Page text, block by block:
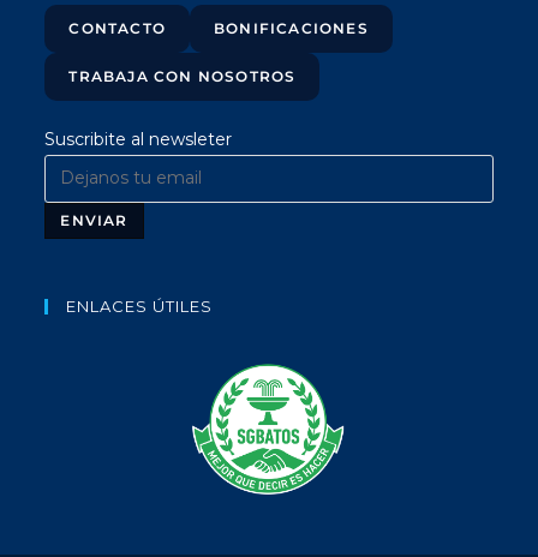
CONTACTO BONIFICACIONES
TRABAJA CON NOSOTROS
Suscribite al newsleter
ENLACES ÚTILES